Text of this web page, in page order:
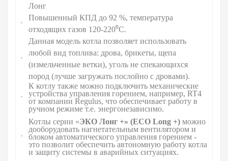
Лонг
Повышенный КПД до 92 %, температура
отходящих газов 120-220⁰С.
Данная модель котла позволяет использовать
любой вид топлива: дрова, брикеты, щепа
(измельченные ветки), уголь не спекающихся
пород (лучше загружать послойно с дровами).
К котлу также можно подключить механические
устройства управления горением, например, RT4
от компании Regulus, что обеспечивает работу в
ручном режиме т.е. энергонезависимо.
Котлы серии «ЭКО Лонг +» (ЕСО Long +) можно
дооборудовать нагнетательным вентилятором и
блоком автоматического управления горением -
это позволит обеспечить автономную работу котла
и защиту системы в аварийных ситуациях.